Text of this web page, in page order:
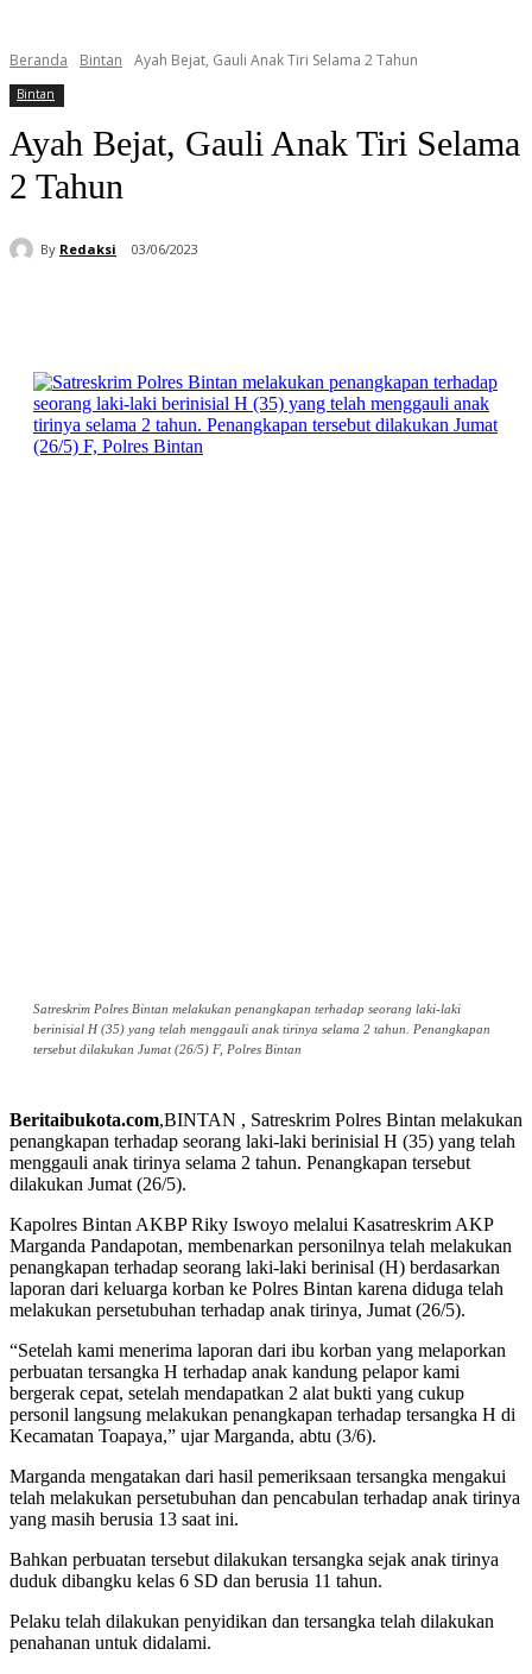
Beranda Bintan Ayah Bejat, Gauli Anak Tiri Selama 2 Tahun
Bintan
Ayah Bejat, Gauli Anak Tiri Selama
2 Tahun
By Redaksi 03/06/2023
Satreskrim Polres Bintan melakukan penangkapan terhadap seorang laki-laki
berinisial H (35) yang telah menggauli anak tirinya selama 2 tahun. Penangkapan
tersebut dilakukan Jumat (26/5) F, Polres Bintan
Beritaibukota.com,BINTAN , Satreskrim Polres Bintan melakukan
penangkapan terhadap seorang laki-laki berinisial H (35) yang telah
menggauli anak tirinya selama 2 tahun. Penangkapan tersebut
dilakukan Jumat (26/5).
Kapolres Bintan AKBP Riky Iswoyo melalui Kasatreskrim AKP
Marganda Pandapotan, membenarkan personilnya telah melakukan
penangkapan terhadap seorang laki-laki berinisal (H) berdasarkan
laporan dari keluarga korban ke Polres Bintan karena diduga telah
melakukan persetubuhan terhadap anak tirinya, Jumat (26/5).
“Setelah kami menerima laporan dari ibu korban yang melaporkan
perbuatan tersangka H terhadap anak kandung pelapor kami
bergerak cepat, setelah mendapatkan 2 alat bukti yang cukup
personil langsung melakukan penangkapan terhadap tersangka H di
Kecamatan Toapaya,” ujar Marganda, abtu (3/6).
Marganda mengatakan dari hasil pemeriksaan tersangka mengakui
telah melakukan persetubuhan dan pencabulan terhadap anak tirinya
yang masih berusia 13 saat ini.
Bahkan perbuatan tersebut dilakukan tersangka sejak anak tirinya
duduk dibangku kelas 6 SD dan berusia 11 tahun.
Pelaku telah dilakukan penyidikan dan tersangka telah dilakukan
penahanan untuk didalami.